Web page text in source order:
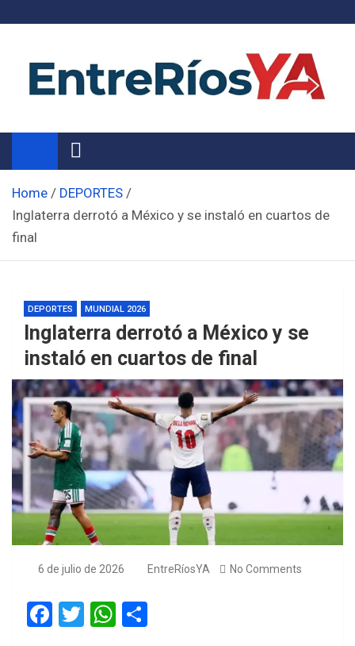
Noticias de Entre Ríos
Información de toda la provincia ahora
Home
DEPORTES
Inglaterra derrotó a México y se instaló en cuartos de
final
DEPORTES MUNDIAL 2026
Inglaterra derrotó a México y se
instaló en cuartos de final
6 de julio de 2026 EntreRíosYA No Comments
F
T
W